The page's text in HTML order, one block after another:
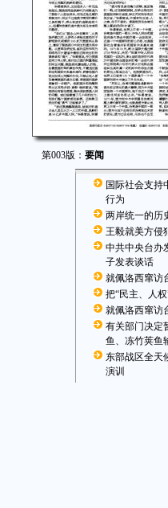
第003版： 要闻
国际社会支持
行为
两岸统一的历
王毅就美方侵
中共中央台办
子发表谈话
就佩洛西窜访
把“民主、人
就佩洛西窜访
有关部门决定
鱼、冻竹荚鱼
东部战区全天
演训